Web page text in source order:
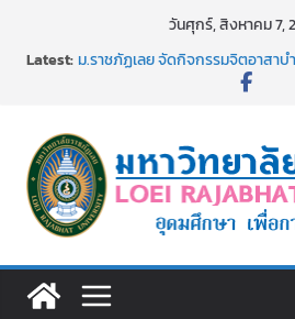
วันศุกร์, สิงหาคม 7,
Latest:
ประกาศผู้ชนะการเสนอราคา จ้าง
๑,๙๗๒ ชุด โดยวิธีเฉพาะเจาะจง
ม.ราชภัฏเลย จัดกิจกรรมจิตอาสาบ
สังกัดมหาวิทยาลัยราชภัฏเลย ด้วยเ
เงินรายได้
ม.ราชภัฏเลย จัดมหกรรมวิชาการ เ
นักเรียนมัธยมปลายค้นหาสาขาวิชา
อธิการบดี มรภ.เลย ร่วมประชุมชี้แจ